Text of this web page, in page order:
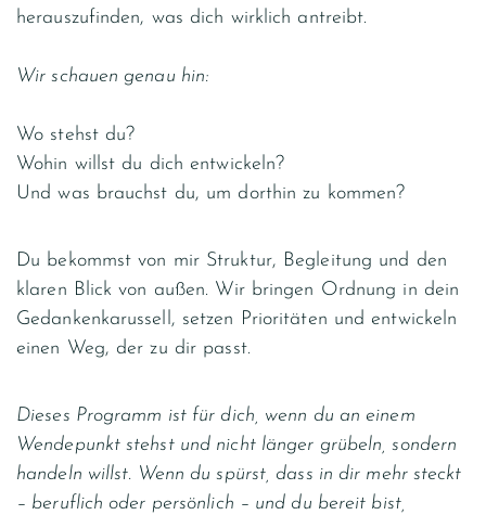
herauszufinden, was dich wirklich antreibt.
Wir schauen genau hin:
Wo stehst du?
Wohin willst du dich entwickeln?
Und was brauchst du, um dorthin zu kommen?
Du bekommst von mir Struktur, Begleitung und den
klaren Blick von außen. Wir bringen Ordnung in dein
Gedankenkarussell, setzen Prioritäten und entwickeln
einen Weg, der zu dir passt.
Dieses Programm ist für dich, wenn du an einem
Wendepunkt stehst und nicht länger grübeln, sondern
handeln willst. Wenn du spürst, dass in dir mehr steckt
– beruflich oder persönlich – und du bereit bist,